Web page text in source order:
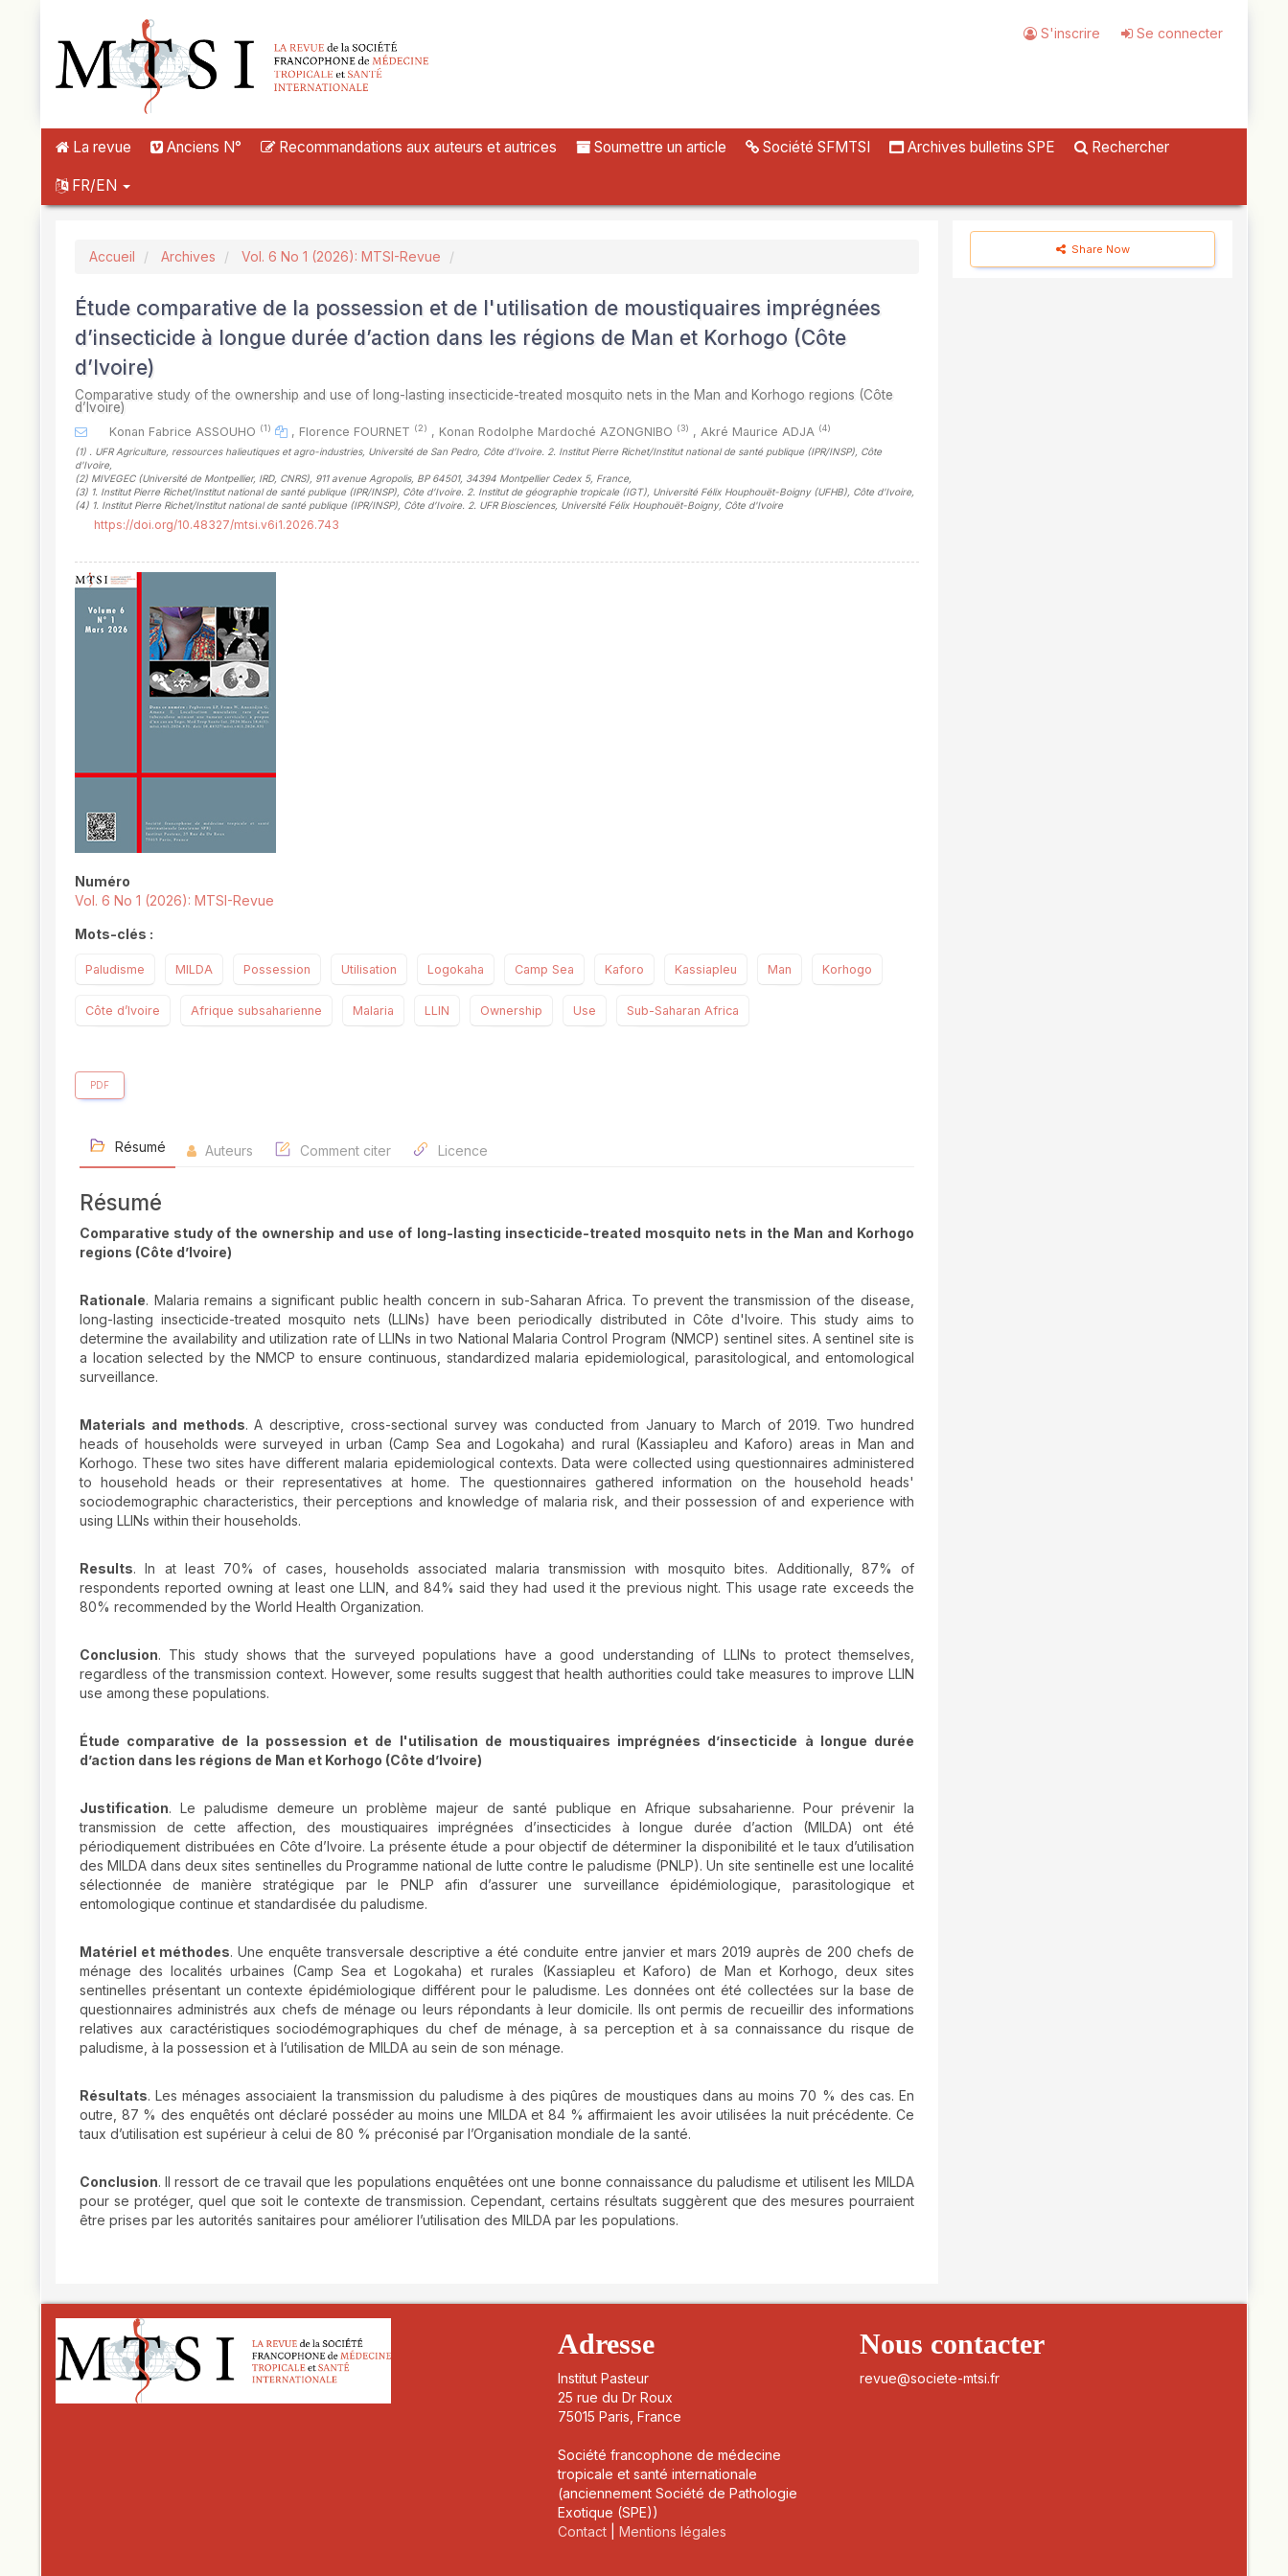
##plugins.themes.novelty.accessible_menu.main_navigation##
##plugins.themes.novelty.accessible_menu.main_content##
##plugins.themes.novelty.accessible_menu.sidebar##
S'inscrire Se connecter
La revue Anciens N° Recommandations aux auteurs et autrices Soumettre un article Société SFMTSI Archives bulletins SPE Rechercher
FR/EN
Accueil Archives Vol. 6 No 1 (2026): MTSI-Revue
Étude comparative de la possession et de l'utilisation de moustiquaires imprégnées
d’insecticide à longue durée d’action dans les régions de Man et Korhogo (Côte
d’Ivoire)
Comparative study of the ownership and use of long-lasting insecticide-treated mosquito nets in the Man and Korhogo regions (Côte
d’Ivoire)
Konan Fabrice ASSOUHO (1) , Florence FOURNET (2) , Konan Rodolphe Mardoché AZONGNIBO (3) , Akré Maurice ADJA (4)
(1)
. UFR Agriculture, ressources halieutiques et agro-industries, Université de San Pedro, Côte d’Ivoire. 2. Institut Pierre Richet/Institut national de santé publique (IPR/INSP), Côte
d'Ivoire,
(2) MIVEGEC (Université de Montpellier, IRD, CNRS), 911 avenue Agropolis, BP 64501, 34394 Montpellier Cedex 5, France,
(3) 1. Institut Pierre Richet/Institut national de santé publique (IPR/INSP), Côte d’Ivoire. 2. Institut de géographie tropicale (IGT), Université Félix Houphouët-Boigny (UFHB), Côte d'Ivoire,
(4) 1. Institut Pierre Richet/Institut national de santé publique (IPR/INSP), Côte d’Ivoire. 2. UFR Biosciences, Université Félix Houphouët-Boigny, Côte d'Ivoire
https://doi.org/10.48327/mtsi.v6i1.2026.743
##plugins.themes.novelty.article.sidebar##
Numéro
Vol. 6 No 1 (2026): MTSI-Revue
Mots-clés :
Paludisme MILDA Possession Utilisation Logokaha Camp Sea Kaforo Kassiapleu Man Korhogo
Côte d’Ivoire Afrique subsaharienne Malaria LLIN Ownership Use Sub-Saharan Africa
PDF
Résumé Auteurs Comment citer Licence
Résumé
Comparative study of the ownership and use of long-lasting insecticide-treated mosquito nets in the Man and Korhogo
regions (Côte d’Ivoire)
Rationale. Malaria remains a significant public health concern in sub-Saharan Africa. To prevent the transmission of the disease,
long-lasting insecticide-treated mosquito nets (LLINs) have been periodically distributed in Côte d'Ivoire. This study aims to
determine the availability and utilization rate of LLINs in two National Malaria Control Program (NMCP) sentinel sites. A sentinel site is
a location selected by the NMCP to ensure continuous, standardized malaria epidemiological, parasitological, and entomological
surveillance.
Materials and methods. A descriptive, cross-sectional survey was conducted from January to March of 2019. Two hundred
heads of households were surveyed in urban (Camp Sea and Logokaha) and rural (Kassiapleu and Kaforo) areas in Man and
Korhogo. These two sites have different malaria epidemiological contexts. Data were collected using questionnaires administered
to household heads or their representatives at home. The questionnaires gathered information on the household heads'
sociodemographic characteristics, their perceptions and knowledge of malaria risk, and their possession of and experience with
using LLINs within their households.
Results. In at least 70% of cases, households associated malaria transmission with mosquito bites. Additionally, 87% of
respondents reported owning at least one LLIN, and 84% said they had used it the previous night. This usage rate exceeds the
80% recommended by the World Health Organization.
Conclusion. This study shows that the surveyed populations have a good understanding of LLINs to protect themselves,
regardless of the transmission context. However, some results suggest that health authorities could take measures to improve LLIN
use among these populations.
Étude comparative de la possession et de l'utilisation de moustiquaires imprégnées d’insecticide à longue durée
d’action dans les régions de Man et Korhogo (Côte d’Ivoire)
Justification. Le paludisme demeure un problème majeur de santé publique en Afrique subsaharienne. Pour prévenir la
transmission de cette affection, des moustiquaires imprégnées d’insecticides à longue durée d’action (MILDA) ont été
périodiquement distribuées en Côte d’Ivoire. La présente étude a pour objectif de déterminer la disponibilité et le taux d’utilisation
des MILDA dans deux sites sentinelles du Programme national de lutte contre le paludisme (PNLP). Un site sentinelle est une localité
sélectionnée de manière stratégique par le PNLP afin d’assurer une surveillance épidémiologique, parasitologique et
entomologique continue et standardisée du paludisme.
Matériel et méthodes. Une enquête transversale descriptive a été conduite entre janvier et mars 2019 auprès de 200 chefs de
ménage des localités urbaines (Camp Sea et Logokaha) et rurales (Kassiapleu et Kaforo) de Man et Korhogo, deux sites
sentinelles présentant un contexte épidémiologique différent pour le paludisme. Les données ont été collectées sur la base de
questionnaires administrés aux chefs de ménage ou leurs répondants à leur domicile. Ils ont permis de recueillir des informations
relatives aux caractéristiques sociodémographiques du chef de ménage, à sa perception et à sa connaissance du risque de
paludisme, à la possession et à l’utilisation de MILDA au sein de son ménage.
Résultats. Les ménages associaient la transmission du paludisme à des piqûres de moustiques dans au moins 70 % des cas. En
outre, 87 % des enquêtés ont déclaré posséder au moins une MILDA et 84 % affirmaient les avoir utilisées la nuit précédente. Ce
taux d’utilisation est supérieur à celui de 80 % préconisé par l’Organisation mondiale de la santé.
Conclusion. Il ressort de ce travail que les populations enquêtées ont une bonne connaissance du paludisme et utilisent les MILDA
pour se protéger, quel que soit le contexte de transmission. Cependant, certains résultats suggèrent que des mesures pourraient
être prises par les autorités sanitaires pour améliorer l’utilisation des MILDA par les populations.
Share Now
Adresse
Institut Pasteur
25 rue du Dr Roux
75015 Paris, France
Société francophone de médecine
tropicale et santé internationale
(anciennement Société de Pathologie
Exotique (SPE))
Contact |Mentions légales
Nous contacter
revue@societe-mtsi.fr